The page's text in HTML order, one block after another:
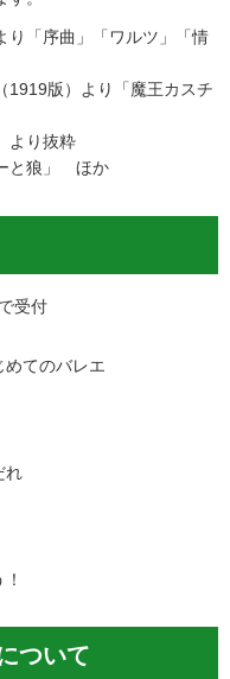
り「序曲」「ワルツ」「情
1919版）より「魔王カスチ
より抜粋
と狼」 ほか
受付
めてのバレエ
れ
ついて